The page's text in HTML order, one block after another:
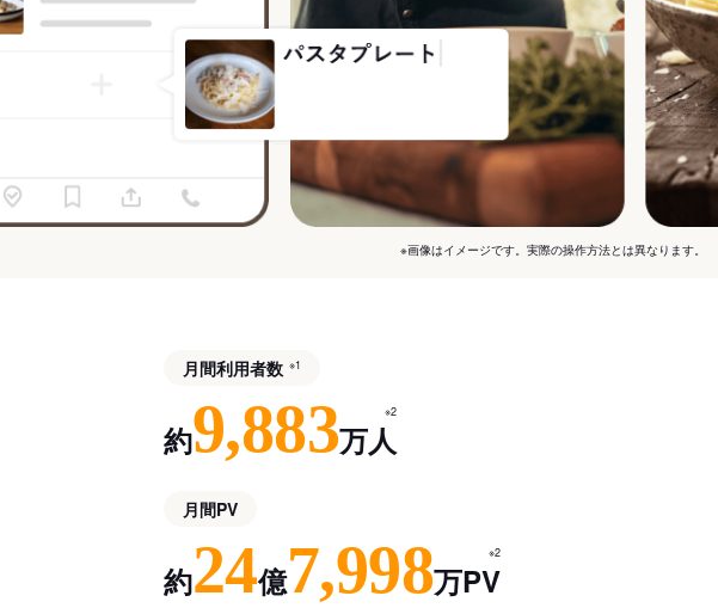
※画像はイメージです。実際の操作方法とは異なります。
月間利用者数 ※1
約9,883万人
※2
月間PV
約24億7,998万PV
※2